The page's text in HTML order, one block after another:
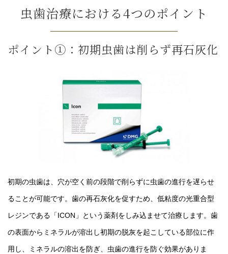
虫歯治療における4つのポイント
ポイント①：初期虫歯は削らず再石灰化
初期の虫歯は、穴が空く前の段階で削らずに虫歯の進行を遅らせ
ることが可能です。歯の再石灰化を促すため、低粘度の光重合型
レジンである「ICON」という薬剤をしみ込ませて治療します。歯
の表面からミネラルが溶出し初期の脱灰を起こしている部位に作
用し、ミネラルの溶出を防ぎ、虫歯の進行を防ぐ効果がありま